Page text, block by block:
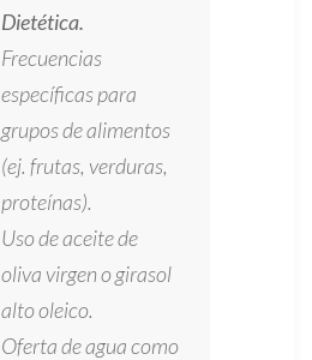
Dietética.
Frecuencias
específicas para
grupos de alimentos
(ej. frutas, verduras,
proteínas).
Uso de aceite de
oliva virgen o girasol
alto oleico.
Oferta de agua como